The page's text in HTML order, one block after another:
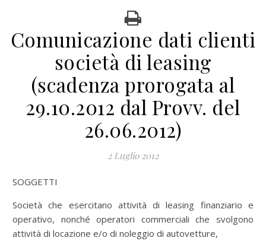
Comunicazione dati clienti
società di leasing
(scadenza prorogata al
29.10.2012 dal Provv. del
26.06.2012)
2 Luglio 2012
SOGGETTI
Società che esercitano attività di leasing finanziario e
operativo, nonché operatori commerciali che svolgono
attività di locazione e/o di noleggio di autovetture,